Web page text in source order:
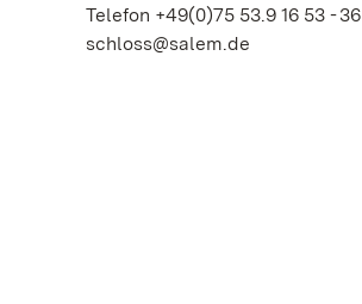
Telefon +49(0)75 53.9 16 53 - 36
schloss@salem.de